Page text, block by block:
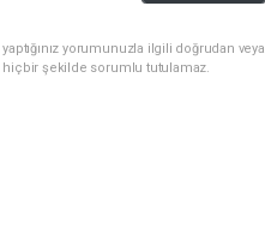
yorumunuzla ilgili doğrudan veya
hiçbir şekilde sorumlu tutulamaz.